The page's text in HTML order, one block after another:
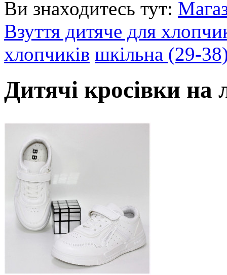
Ви знаходитесь тут:
Взуття дитяче для
хлопчиків шкільна (29-
Дитячі кросівки на